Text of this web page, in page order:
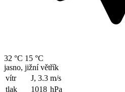
32 °C 15 °C
jasno, jižní větřík
vítr
J, 3.3 m/s
tlak
1018 hPa